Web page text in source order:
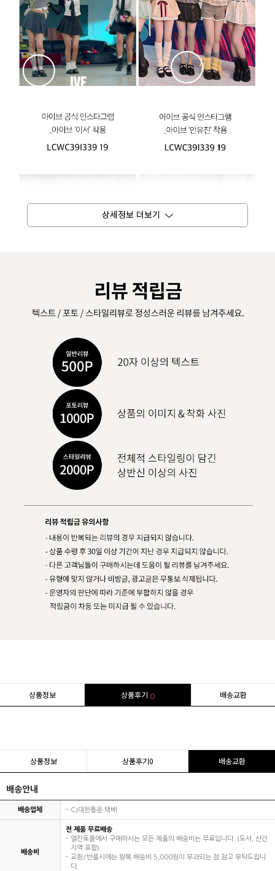
상품정보 상품후기 0 배송교환
상품정보 상품후기0 배송교환
배송안내
배송업체 CJ대한통운 택배
배송비
전 제품 무료배송
엘칸토몰에서 구매하시는 모든 제품의 배송비는 무료입니다. (도서, 산간
지역 포함)
교환/반품시에는 왕복 배송비 5,000원이 부과되는 점 참고 부탁드립니
다.